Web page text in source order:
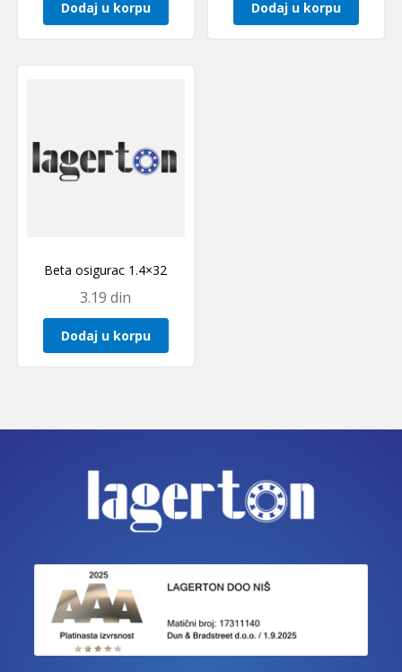
Dodaj u korpu Dodaj u korpu
Beta osigurac 1.4×32
3.19din
Dodaj u korpu